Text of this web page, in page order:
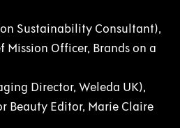
Sustainability Consultant),
Mission Officer, Brands on a
Director, Weleda UK),
Beauty Editor, Marie Claire